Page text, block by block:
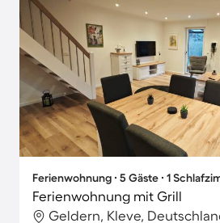
Ferienwohnung ∙ 5 Gäste ∙ 1
Ferienwohnung mit Grill
Geldern, Kleve,